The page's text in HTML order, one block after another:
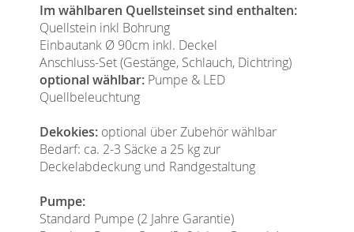
Im wählbaren Quellsteinset sind enthalten:
Quellstein inkl Bohrung
Einbautank Ø 90cm inkl. Deckel
Anschluss-Set (Gestänge, Schlauch, Dichtring)
optional wählbar: Pumpe & LED
Quellbeleuchtung
Dekokies: optional über Zubehör wählbar
Bedarf: ca. 2-3 Säcke a 25 kg zur
Deckelabdeckung und Randgestaltung
Pumpe:
Standard Pumpe (2 Jahre Garantie)